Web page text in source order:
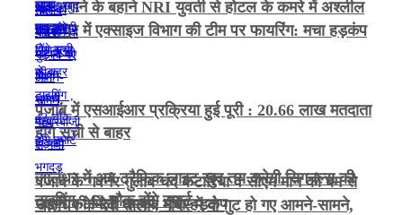
भूत भगाने के बहाने NRI युवती से होटल के कमरे में अश्लील
हरकत
जालंधर में एक्साइज विभाग की टीम पर फायरिंग: मचा हड़कंप
पंजाब में एसआईआर प्रक्रिया हुई पूरी : 20.66 लाख मतदाता
होंगे सूची से बाहर
पंजाब के गवर्नर गुलाब चंद कटारिया व सीएम मान को बम से
उड़ाने की मिली धमकी, मचा हड़कंप
जालंधर में अब ट्रैफिक लाइट खुद तय करेगी सिगनल्स की
टाइमिंग , 42 चौक होंगे स्मार्ट
जालंधर के देवी तालाब मंदिर में दो गुट हो गए आमने-सामने,